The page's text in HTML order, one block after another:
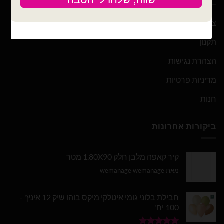
צור קשר
תקנון
הצהרת נגישות
מדיניות פרטיות
חנות
ביקורות אחרונות
קיר קאפה מלבן חלק 1.80X90 מטר
מאת wemanage wemanage
חבילת בלוני גומי איטלקי מיקס בוהו שיק 12 אינץ' -
100 יח'